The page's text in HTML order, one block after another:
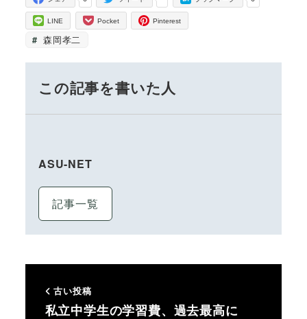
LINE Pocket Pinterest
森岡孝二
この記事を書いた人
ASU-NET
記事一覧
古い投稿
私立中学生の学習費、過去最高に